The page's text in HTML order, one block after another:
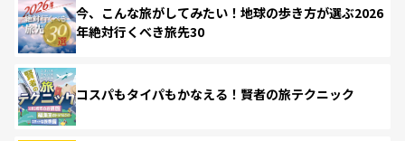
今、こんな旅がしてみたい！地球の歩き方が選ぶ2026
年絶対行くべき旅先30
コスパもタイパもかなえる！賢者の旅テクニック